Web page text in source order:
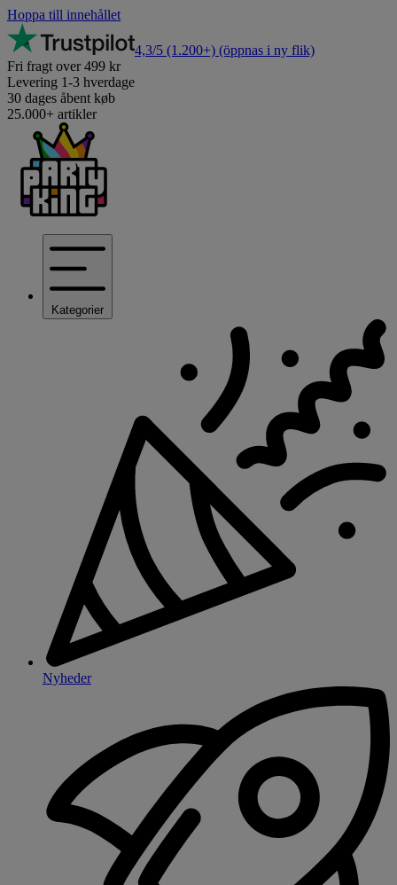
Hoppa till innehållet
4,3/5 (1.200+) (öppnas i ny flik)
Fri fragt over 499 kr
Levering 1-3 hverdage
30 dages åbent køb
25.000+ artikler
Kategorier
Nyheder